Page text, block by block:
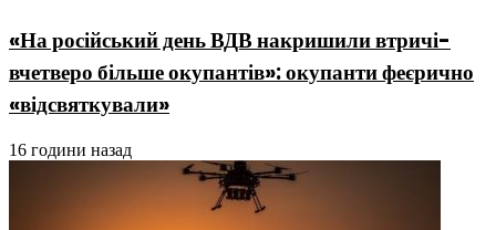
«На російський день ВДВ накришили втричі-
вчетверо більше окупантів»: окупанти феєрично
«відсвяткували»
16 години назад